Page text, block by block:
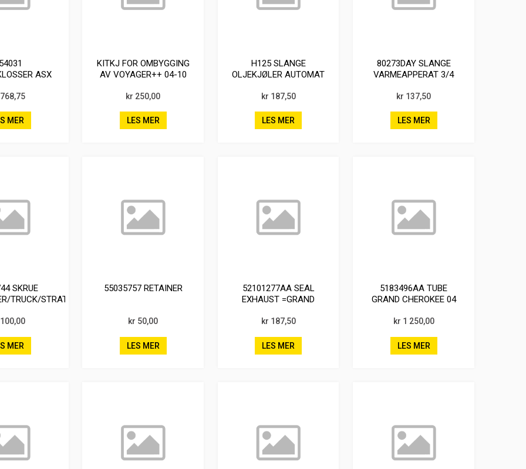
ASX
MOPAR
MER
KITKJ FOR OMBYGGING
AV VOYAGER++ 04-10
kr 250,00
LES MER
H125 SLANGE
OLJEKJØLER AUTOMAT
kr 187,50
LES MER
80273DAY SLANGE
VARMEAPPERAT 3/4
kr 137,50
LES MER
SKRUE
TRUCK/STRATUS/SEBRING
MER
55035757 RETAINER
kr 50,00
LES MER
52101277AA SEAL
EXHAUST =GRAND
kr 187,50
LES MER
5183496AA TUBE
GRAND CHEROKEE 04
kr 1 250,00
LES MER